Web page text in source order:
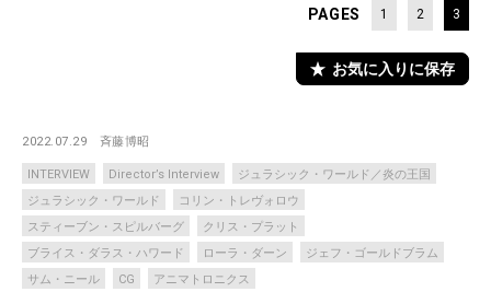
PAGES 1 2 3
お気に入りに保存
2022.07.29 斉藤博昭
INTERVIEW Director’s Interview
ジュラシック・ワールド／炎の王国
ジュラシック・ワールド
コリン・トレヴォロウ
スティーブン・スピルバーグ
クリス・プラット
ブライス・ダラス・ハワード
ローラ・ダーン
ジェフ・ゴールドブラム
サム・ニール
CG アニマトロニクス